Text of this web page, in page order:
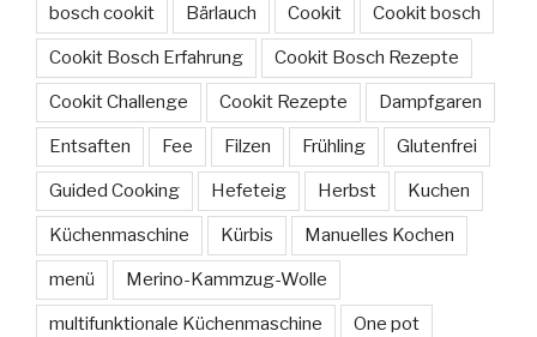
bosch cookit Bärlauch Cookit Cookit bosch
Cookit Bosch Erfahrung Cookit Bosch Rezepte
Cookit Challenge Cookit Rezepte Dampfgaren
Entsaften Fee Filzen Frühling Glutenfrei
Guided Cooking Hefeteig Herbst Kuchen
Küchenmaschine Kürbis Manuelles Kochen
menü Merino-Kammzug-Wolle
multifunktionale Küchenmaschine One pot